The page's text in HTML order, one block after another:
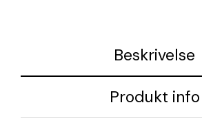
Beskrivelse
Produkt info